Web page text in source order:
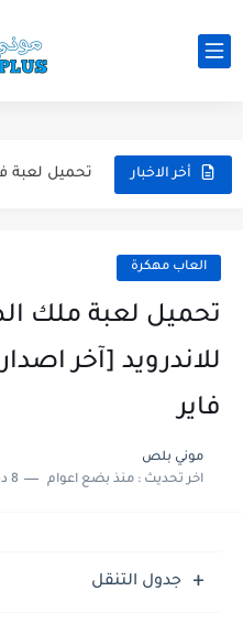
أخر الاخبار
العاب مهكرة
للاندرويد [آخر
فاير
موني بلص
اخر تحديث :منذ بضع اعوام 8 دقائق للقراءة
جدول التنقل